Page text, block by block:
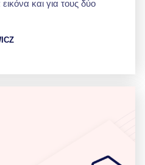
και για τους δύο